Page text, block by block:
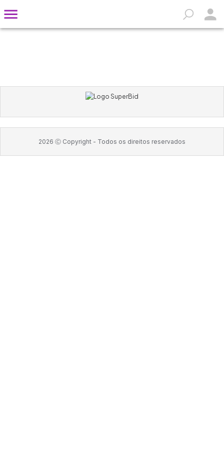
2026 Ⓒ Copyright - Todos os direitos reservados